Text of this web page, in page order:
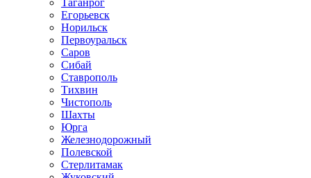
Таганрог
Егорьевск
Норильск
Первоуральск
Саров
Сибай
Ставрополь
Тихвин
Чистополь
Шахты
Юрга
Железнодорожный
Полевской
Стерлитамак